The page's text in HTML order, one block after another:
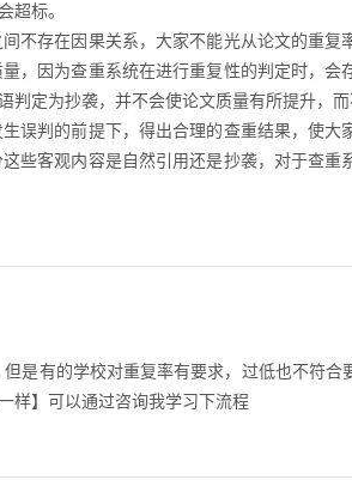
超标。
存在因果关系，大家不能光从论文的重
，因为查重系统在进行重复性的判定时，
定为抄袭，并不会使论文质量有所提升，而
误判的前提下，得出合理的查重结果，使
些客观内容是自然引用还是抄袭，对于查
是有的学校对重复率有要求，过低也不符
样】可以通过咨询我学习下流程